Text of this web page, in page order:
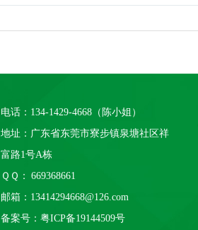
电话：134-1429-4668（陈小姐）
地址：广东省东莞市寮步镇泉塘社区祥
富路1号A栋
ＱＱ： 669368661
邮箱：13414294668@126.com
备案号： 粤ICP备19144509号